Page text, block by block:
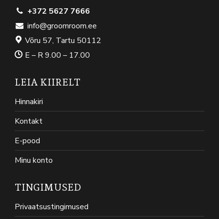
+372 5627 7666
info@groomroom.ee
Võru 57, Tartu 50112
E – R 9.00 – 17.00
LEIA KIIRELT
Hinnakiri
Kontakt
E-pood
Minu konto
TINGIMUSED
Privaatsustingimused